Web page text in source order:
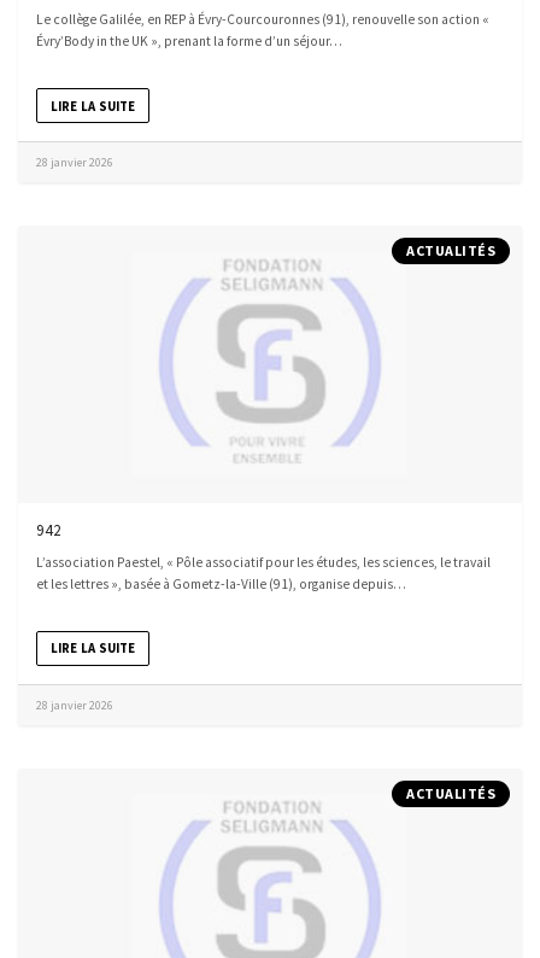
Le collège Galilée, en REP à Évry-Courcouronnes (91), renouvelle son action «
Évry’Body in the UK », prenant la forme d’un séjour…
LIRE LA SUITE
28 janvier 2026
ACTUALITÉS
942
L’association Paestel, « Pôle associatif pour les études, les sciences, le travail
et les lettres », basée à Gometz-la-Ville (91), organise depuis…
LIRE LA SUITE
28 janvier 2026
ACTUALITÉS